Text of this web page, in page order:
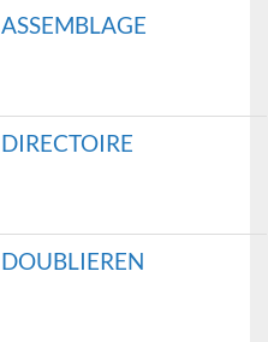
ASSEMBLAGE
DIRECTOIRE
DOUBLIEREN